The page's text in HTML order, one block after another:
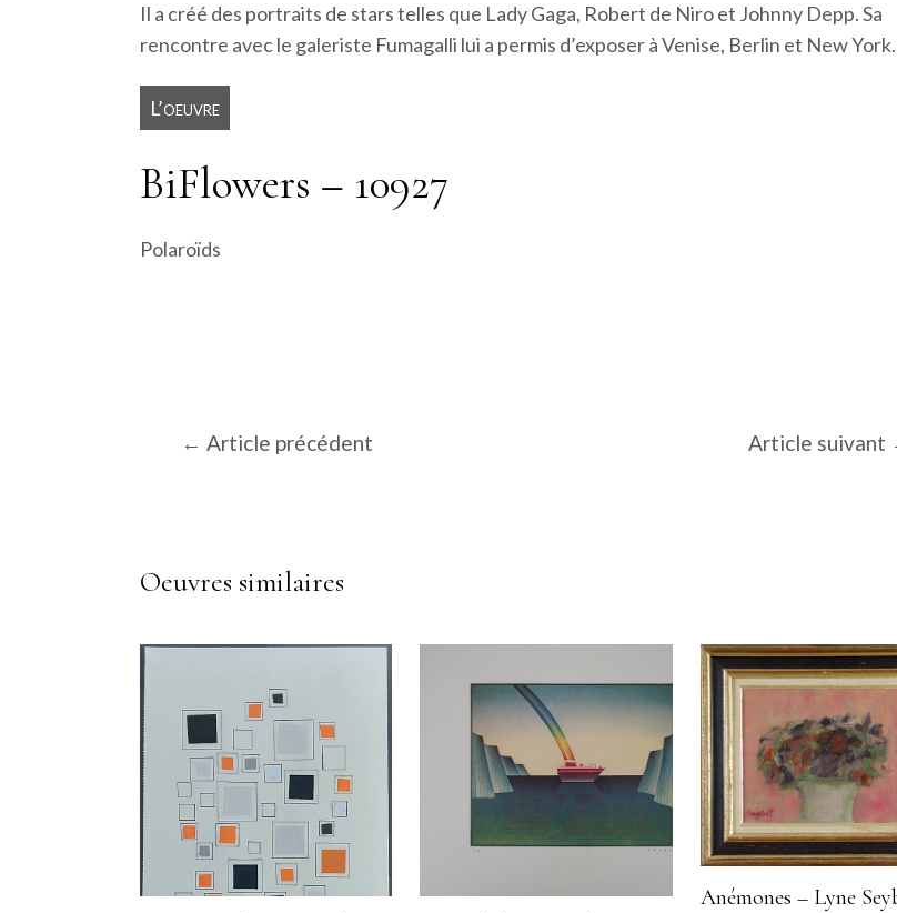
Il a créé des portraits de stars telles que Lady Gaga, Robert de Niro et Johnny Depp. Sa
rencontre avec le galeriste Fumagalli lui a permis d’exposer à Venise, Berlin et New York.
L’oeuvre
BiFlowers – 10927
Polaroïds
Navigation
← Article précédent Article suivant
Oeuvres similaires
Anémones – Lyne